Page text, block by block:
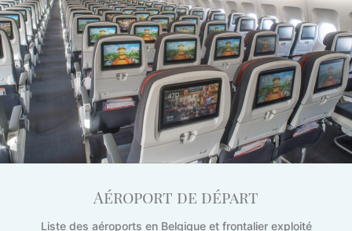
Aéroport de départ
Liste des aéroports en Belgique et frontalier exploité